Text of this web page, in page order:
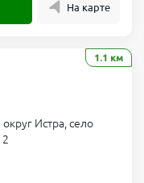
На карте
1.1 км
Истра, село
2